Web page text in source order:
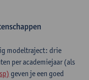
modeltraject: drie
per academiejaar (als
geven je een goed